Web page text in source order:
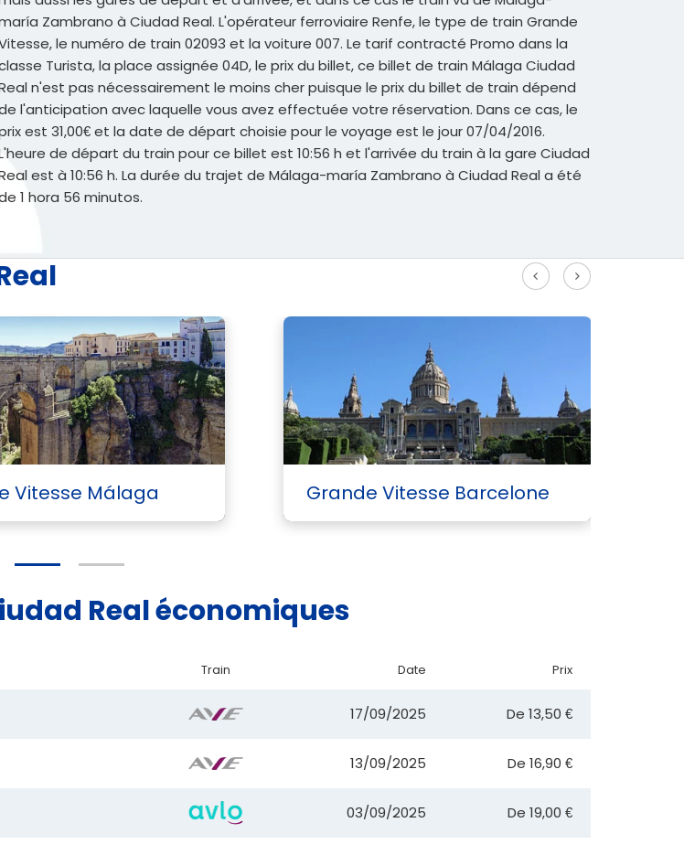
Zambrano à Ciudad Real. L'opérateur ferroviaire Renfe, le type de train Grande
le numéro de train 02093 et la voiture 007. Le tarif contracté Promo dans la
Turista, la place assignée 04D, le prix du billet, ce billet de train Málaga Ciudad
n'est pas nécessairement le moins cher puisque le prix du billet de train dépend
l'anticipation avec laquelle vous avez effectuée votre réservation. Dans ce cas, le
est 31,00€ et la date de départ choisie pour le voyage est le jour 07/04/2016.
de départ du train pour ce billet est 10:56 h et l'arrivée du train à la gare Ciudad
est à 10:56 h. La durée du trajet de Málaga-maría Zambrano à Ciudad Real a été
1 hora 56 minutos.
Vitesse Málaga Grande Vitesse Barcelone
Real économiques
Train Date Prix
17/09/2025 De 13,50 €
13/09/2025 De 16,90 €
03/09/2025 De 19,00 €